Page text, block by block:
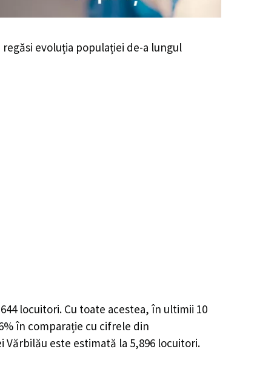
evoluția populației de-a lungul
locuitori. Cu toate acestea, în ultimii 10
în comparație cu cifrele din
Vărbilău este estimată la 5,896 locuitori.